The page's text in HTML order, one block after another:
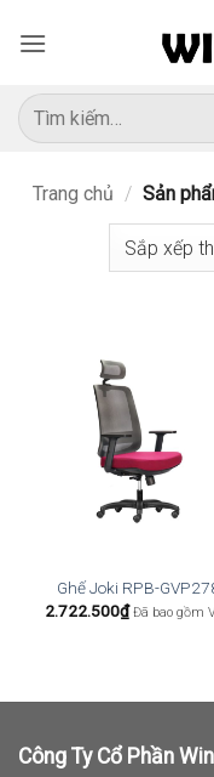
qua
dung
Tìm
kiếm:
Trang chủ / Sản
Ghế Joki RPB-
2.722.500₫ Đã bao gồm
Công Ty Cổ Phần